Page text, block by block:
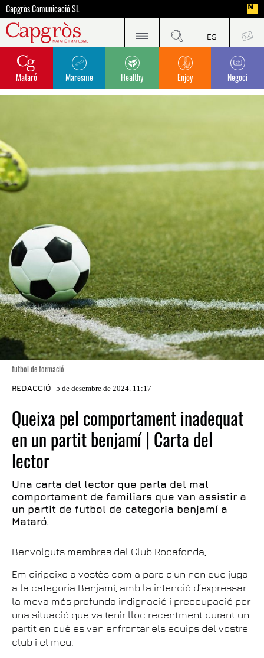
Capgròs Comunicació SL
Mataró Maresme Healthy Enjoy Negoci
futbol de formació
REDACCIÓ 5 de desembre de 2024. 11:17
Queixa pel comportament inadequat
en un partit benjamí | Carta del
lector
Una carta del lector que parla del mal
comportament de familiars que van assistir a
un partit de futbol de categoria benjamí a
Mataró.
Benvolguts membres del Club Rocafonda,
Em dirigeixo a vostès com a pare d’un nen que juga
a la categoria Benjamí, amb la intenció d’expressar
la meva més profunda indignació i preocupació per
una situació que va tenir lloc recentment durant un
partit en què es van enfrontar els equips del vostre
club i el meu.